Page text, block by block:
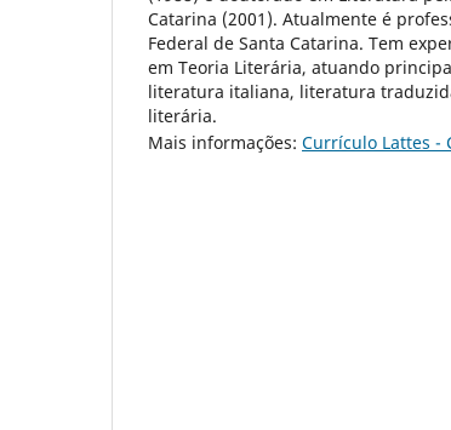
Catarina (2001). Atualmente é
Federal de Santa Catarina. Tem
em Teoria Literária, atuando
literatura italiana, literatura
literária.
Mais informações: Currículo Lattes -